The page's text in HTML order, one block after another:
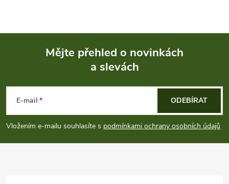
p
a
Mějte přehled o novinkách
a slevách
E-mail
Vložením e-mailu souhlasíte s podmínkami ochrany osobních údajů
ODEBÍRAT